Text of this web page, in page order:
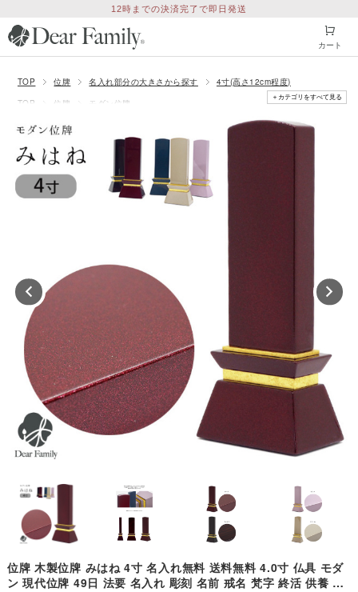
12時までの決済完了で即日発送
カート
TOP 位牌 名入れ部分の大きさから探す
4寸(高さ12cm程度)
TOP
位牌
モダン位牌
TOP
位牌
価格50001〜100000円
TOP
位牌 木製位牌「みはね」
＋カテゴリをすべて見る
位牌 木製位牌 みはね 4寸 名入れ無料 送料無料 4.0寸 仏具 モダ
ン 現代位牌 49日 法要 名入れ 彫刻 名前 戒名 梵字 終活 供養 水